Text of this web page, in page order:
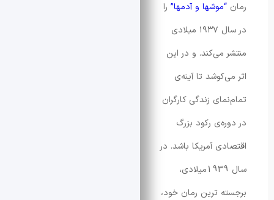
و آدمها”را
در سال ۱۹۳۷ میلادی
و در این
تا آینه‌ی
زندگی کارگران
رکود بزرگ
آمریکا باشد. در
سال 1939میلادی،
ترين رمان خود،